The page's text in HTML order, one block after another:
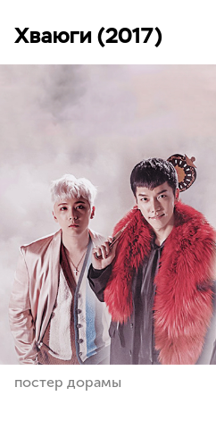
Хваюги (2017)
постер дорамы